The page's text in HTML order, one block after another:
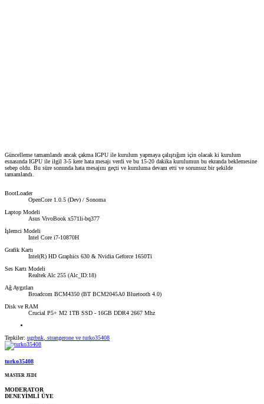
Güncelleme tamamlandı ancak çakma IGPU ile kurulum yapmaya çalıştığım için olacak ki kurulum
esnasında IGPU ile ilgil 3-5 kere hata mesajı verdi ve bu 15-20 dakika kurulumun bu ekranda beklemesine
sebep oldu. Bu süre sonunda hata mesajını geçti ve kuruluma devam etti ve sorunsuz bir şekilde
tamamlandı.
BootLoader
OpenCore 1.0.5 (Dev) / Sonoma
Laptop Modeli
Asus VivoBook x571li-bq377
İşlemci Modeli
Intel Core i7-10870H
Grafik Kartı
Intel(R) HD Graphics 630 & Nvidia Geforce 1650Ti
Ses Kartı Modeli
Realtek Alc 255 (Alc_ID:18)
Ağ Aygıtları
Broadcom BCM4350 (BT BCM2045A0 Bluetooth 4.0)
Disk ve RAM
Crucial P5+ M2 1TB SSD - 16GB DDR4 2667 Mhz
Tepkiler: ugrbnk strangerone ve turko35408
turko35408
MASTER JEDI
MODERATOR
DENEYİMLİ ÜYE